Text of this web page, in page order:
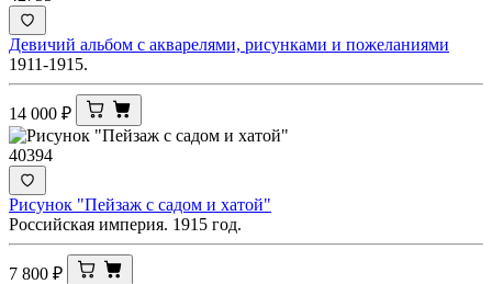
Девичий альбом с акварелями, рисунками и пожеланиями
1911-1915.
14 000 ₽
40394
Рисунок "Пейзаж с садом и хатой"
Российская империя. 1915 год.
7 800 ₽